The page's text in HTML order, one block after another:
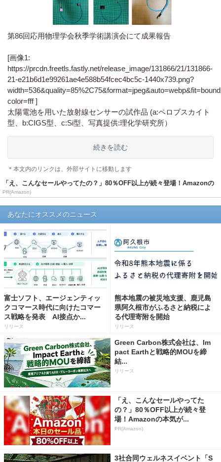
第86回応用物理学会秋季学術講演会にて成果報告
[画像1:
https://prcdn.freetls.fastly.net/release_image/131866/21/131866-
21-e21b6d1e99261ae4e588b54fcec4bc5c-1440x739.png?
color=fff ]
太陽電池を用いた放射線センサーの試作品 (a:ペロブスカイト
型、b:CIGS型、c:Si型、写真提供:理化学研究所）
続きを読む
＊本文内のリンクは、外部サイトに移動します
「え、こんなセールやってたの？」80％OFF以上が続々登場！Amazonの
本気が...
PR(Amazon)
あなたにオススメのニュース
富士ソフト、エージェンティッ
クコマース時代に向けたコマー
ス戦略を発表 AI接点か...
リリース
熊本地震の被災地支援、鹿児島
県阿久根市がふるさと納税によ
る代理寄附を開始
リリース
Green Carbon株式会社は、Im
pact Earthと戦略的MOUを締
結...
リリース
「え、こんなセールやってた
の？」80％OFF以上が続々登
場！Amazonの本気が...
PR(Amazon)
3社合同ウェルネスイベント「S